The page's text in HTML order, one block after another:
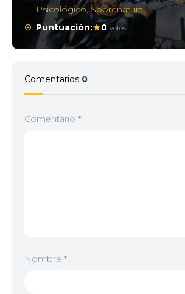
Psicológico,Sobrenatural
Puntuación:
0 votos
Comentarios 0
Comentario *
Nombre *